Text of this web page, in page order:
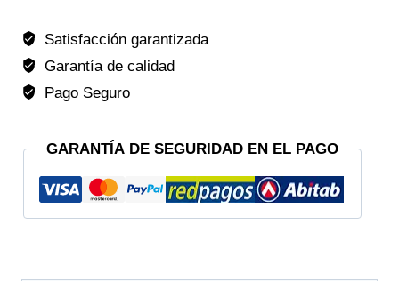
Satisfacción garantizada
Garantía de calidad
Pago Seguro
GARANTÍA DE SEGURIDAD EN EL PAGO